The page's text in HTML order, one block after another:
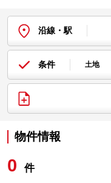
沿線・駅
条件 土地
物件情報
0 件